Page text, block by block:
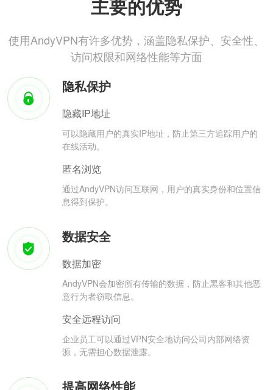
主要的优势
使用AndyVPN有许多优势，涵盖隐私保护、安全性、
访问权限和网络性能等方面
隐私保护
隐藏IP地址
可以隐藏用户的真实IP地址，防止第三方追踪用户的
在线活动。
匿名浏览
通过AndyVPN访问互联网，用户的真实身份和位置信
息得到保护。
数据安全
数据加密
AndyVPN会加密所有传输的数据，防止黑客和其他恶
意行为者窃取信息。
安全远程访问
企业员工可以通过VPN安全地访问公司内部网络资
源，无需担心数据泄露。
提高网络性能